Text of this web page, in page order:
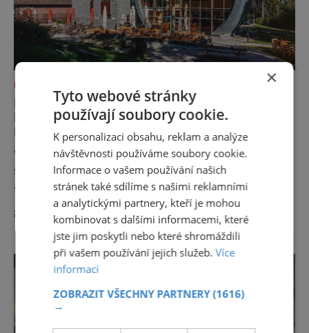
KAM S DĚTMI
KDE PIVO VONÍ PO SLADU, JÍDLO PO
BABIČCE A KRAJINA PO
DOBRODRUŽSTVÍ
Vše začíná vůní. Slad, chmel a letní vzduch
se tu mísí s vůní lesa, čerstvě posekané trávy
a poctivě opečeného masa. V Českém ráji a
na Liberecku se léto nepočítá na dny, ale na
doušky – a ty tady tečou proudem. Není to
jen výlet, je to oslava chutí, tradice a
poctivého řemesla, kterou ocení každý, kdo
ví, že k dokonalému dni patří nejen výhled,
ale i výčep. Měšťanský pivovar Turnov přesně
zobrazit více >>
×
Tyto webové stránky
používají soubory cookie.
K personalizaci obsahu, reklam a analýze
návštěvnosti používáme soubory cookie.
Informace o vašem používání našich
stránek také sdílíme s našimi reklamními
a analytickými partnery, kteří je mohou
kombinovat s dalšími informacemi, které
jste jim poskytli nebo které shromáždili
při vašem používání jejich služeb.Více
informací
ZOBRAZIT VŠECHNY PARTNERY(1616)
→